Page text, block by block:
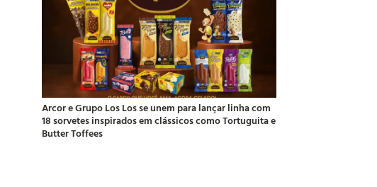
Arcor e Grupo Los Los se unem para lançar linha com
18 sorvetes inspirados em clássicos como Tortuguita e
Butter Toffees